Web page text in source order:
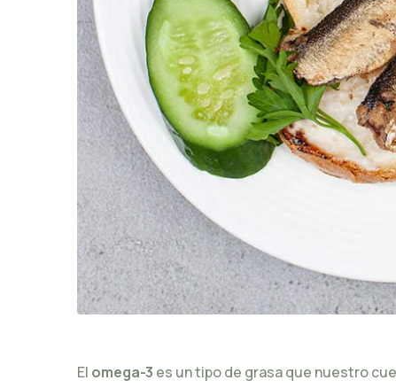
El omega-3 es un tipo de grasa que nuestro